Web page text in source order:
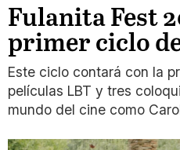
Fulanita Fest
primer ciclo
Este ciclo contará con la
películas LBT y tres
mundo del cine como